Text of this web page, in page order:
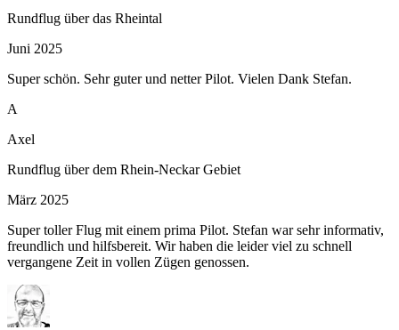
Rundflug über das Rheintal
Juni 2025
Super schön. Sehr guter und netter Pilot. Vielen Dank Stefan.
A
Axel
Rundflug über dem Rhein-Neckar Gebiet
März 2025
Super toller Flug mit einem prima Pilot. Stefan war sehr informativ,
freundlich und hilfsbereit. Wir haben die leider viel zu schnell
vergangene Zeit in vollen Zügen genossen.